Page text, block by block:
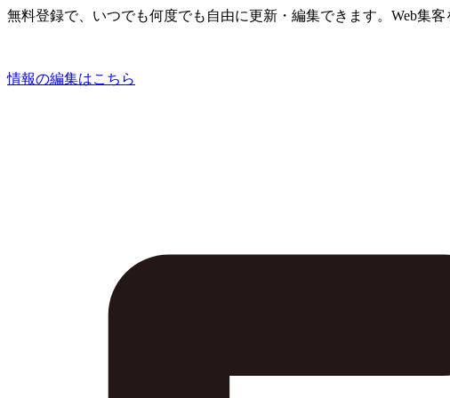
無料登録で、いつでも何度でも自由に更新・編集できます。Web集客
情報の編集はこちら